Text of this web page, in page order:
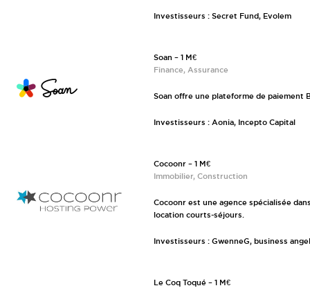
Investisseurs : Secret Fund, Evolem
Soan – 1 M€
Finance, Assurance
Soan offre une plateforme de paiement
Investisseurs : Aonia, Incepto Capital
Cocoonr – 1 M€
Immobilier, Construction
Cocoonr est une agence spécialisée
location courts-séjours.
Investisseurs : GwenneG, business
Le Coq Toqué – 1 M€